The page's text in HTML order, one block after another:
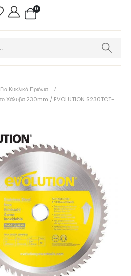
0
Κυκλικά Πριόνια
Χάλυβα 230mm / EVOLUTION S230TCT-